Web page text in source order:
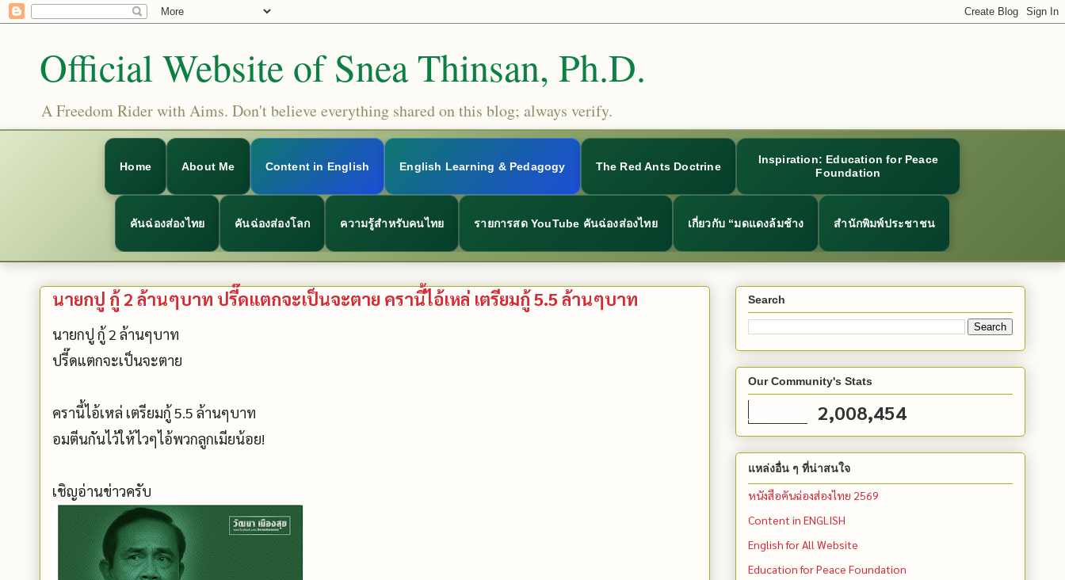
Official Website of Snea Thinsan, Ph.D.
A Freedom Rider with Aims. Don't believe everything shared on this blog; always verify.
Home About Me Content in English English Learning & Pedagogy The Red Ants Doctrine
Inspiration: Education for Peace
Foundation
คันฉ่องส่องไทย คันฉ่องส่องโลก ความรู้สำหรับคนไทย รายการสด YouTube คันฉ่องส่องไทย เกี่ยวกับ “มดแดงล้มช้าง สำนักพิมพ์ประชาชน
นายกปู กู้ 2 ล้านๆบาท ปรี๊ดแตกจะเป็นจะตาย ครานี้ไอ้เหล่ เตรียมกู้ 5.5 ล้านๆบาท
นายกปู กู้ 2 ล้านๆบาท
ปรี๊ดแตกจะเป็นจะตาย
ครานี้ไอ้เหล่ เตรียมกู้ 5.5 ล้านๆบาท
อมตีนกันไว้ให้ไวๆไอ้พวกลูกเมียน้อย!
เชิญอ่านข่าวครับ
Search
Our Community's Stats
2,008,454
แหล่งอื่น ๆ ที่น่าสนใจ
หนังสือคันฉ่องส่องไทย 2569
Content in ENGLISH
English for All Website
Education for Peace Foundation